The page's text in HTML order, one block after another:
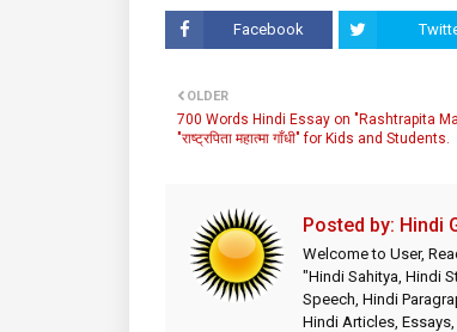
Facebook
OLDER
700 Words Hindi Essay on "Rashtrapita
"राष्ट्रपिता महात्मा गाँधी" for Kids and Students.
Posted by: Hindi
Welcome to User,
"Hindi Sahitya, Hindi
Speech, Hindi
Hindi Articles,